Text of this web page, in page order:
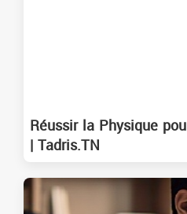
Réussir la Physique
| Tadris.TN